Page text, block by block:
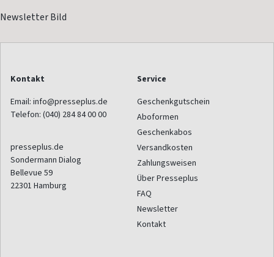
Kontakt
Email: info@presseplus.de
Telefon: (040) 284 84 00 00
presseplus.de
Sondermann Dialog
Bellevue 59
22301 Hamburg
Service
Geschenkgutschein
Aboformen
Geschenkabos
Versandkosten
Zahlungsweisen
Über Presseplus
FAQ
Newsletter
Kontakt